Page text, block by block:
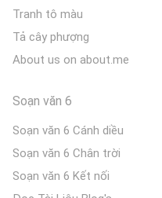
Tranh tô màu
Tả cây phượng
About us on about.me
Soạn văn 6
Soạn văn 6 Cánh diều
Soạn văn 6 Chân trời
Soạn văn 6 Kết nối